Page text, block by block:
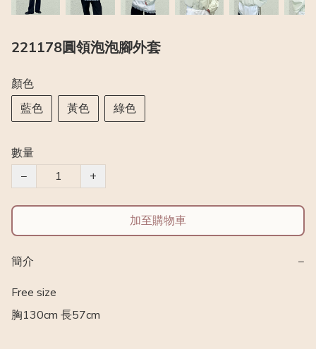
221178圓領泡泡腳外套
顏色
藍色
黃色 綠色
數量
−
+
加至購物車
簡介
−
Free size
胸130cm 長57cm